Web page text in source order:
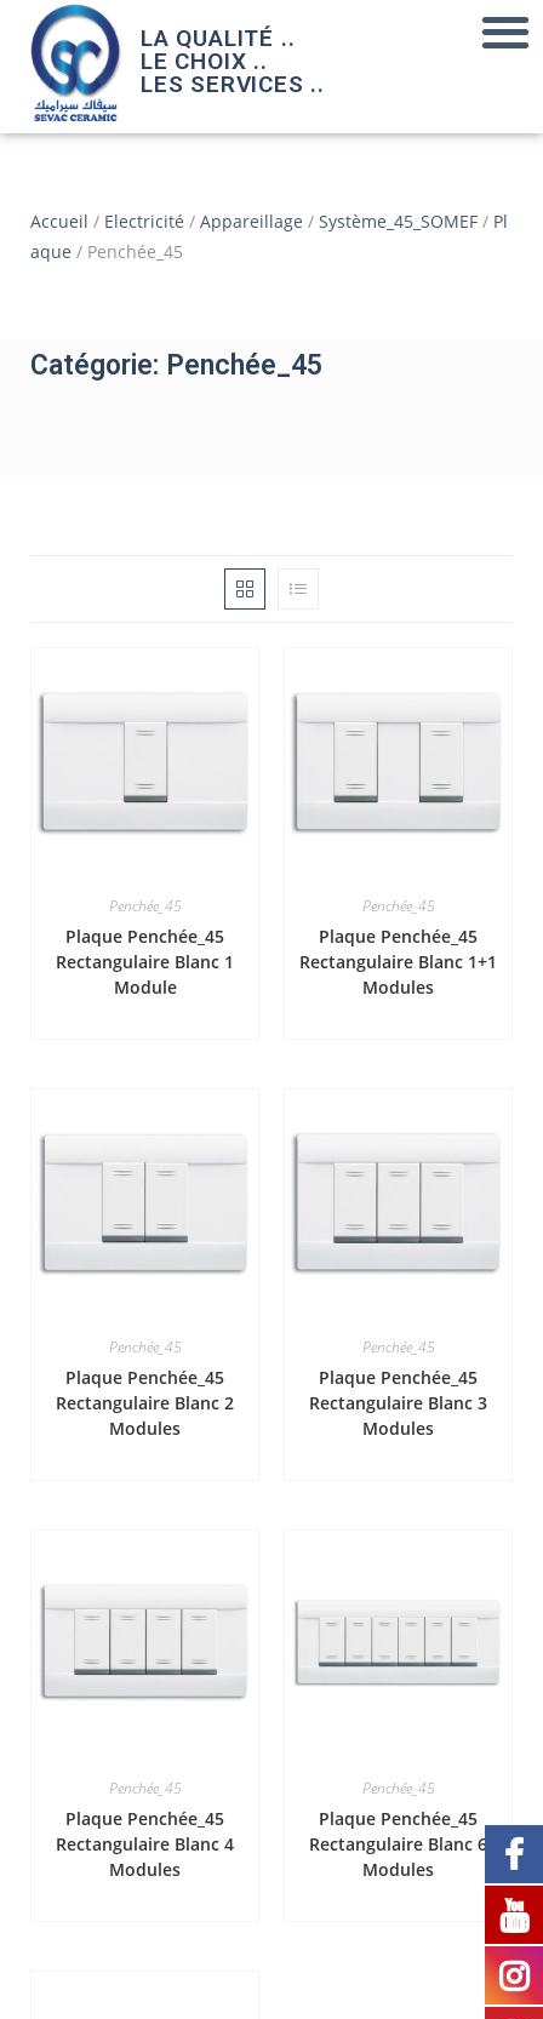
LA QUALITÉ ..
LE CHOIX ..
LES SERVICES ..
Accueil / Electricité / Appareillage / Système_45_SOMEF / Pl
aque / Penchée_45
Catégorie: Penchée_45
Penchée_45
Plaque Penchée_45
Rectangulaire Blanc 1
Module
Penchée_45
Plaque Penchée_45
Rectangulaire Blanc 1+1
Modules
Penchée_45
Plaque Penchée_45
Rectangulaire Blanc 2
Modules
Penchée_45
Plaque Penchée_45
Rectangulaire Blanc 3
Modules
Penchée_45
Plaque Penchée_45
Rectangulaire Blanc 4
Modules
Penchée_45
Plaque Penchée_45
Rectangulaire Blanc 6
Modules